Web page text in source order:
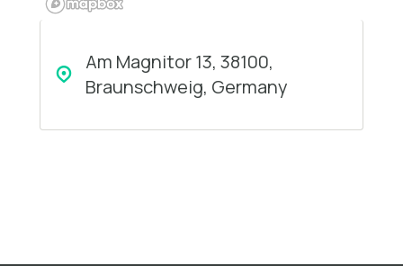
Am Magnitor 13, 38100,
Braunschweig, Germany